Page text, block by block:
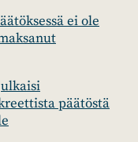
ei ole
päätöstä